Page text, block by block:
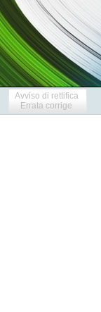
Avviso di rettifica
Errata corrige